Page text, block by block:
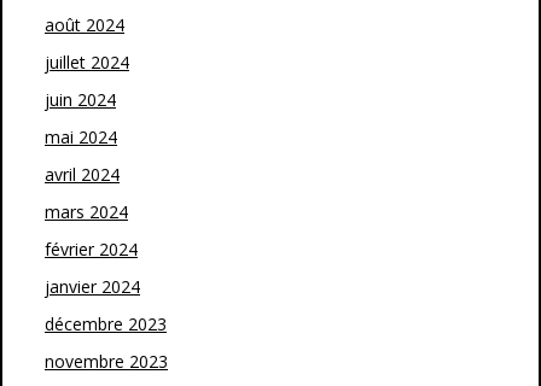
août 2024
juillet 2024
juin 2024
mai 2024
avril 2024
mars 2024
février 2024
janvier 2024
décembre 2023
novembre 2023